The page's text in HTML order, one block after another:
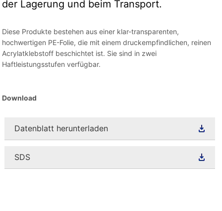
der Lagerung und beim Transport.
Diese Produkte bestehen aus einer klar-transparenten,
hochwertigen PE-Folie, die mit einem druckempfindlichen, reinen
Acrylatklebstoff beschichtet ist. Sie sind in zwei
Haftleistungsstufen verfügbar.
Download
Datenblatt herunterladen
SDS